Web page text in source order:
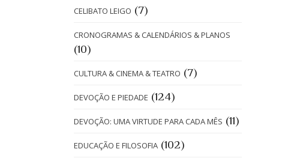
CELIBATO LEIGO (7)
CRONOGRAMAS & CALENDÁRIOS & PLANOS
(10)
CULTURA & CINEMA & TEATRO (7)
DEVOÇÃO E PIEDADE (124)
DEVOÇÃO: UMA VIRTUDE PARA CADA MÊS (11)
EDUCAÇÃO E FILOSOFIA (102)